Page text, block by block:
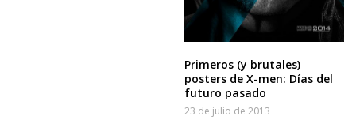
Primeros (y brutales)
posters de X-men: Días del
futuro pasado
23 de julio de 2013